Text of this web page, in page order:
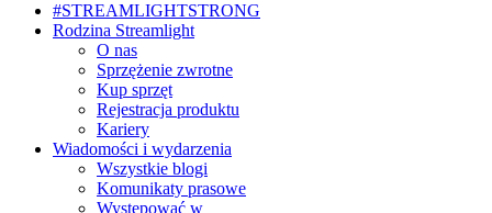
#STREAMLIGHTSTRONG
Rodzina Streamlight
O nas
Sprzężenie zwrotne
Kup sprzęt
Rejestracja produktu
Kariery
Wiadomości i wydarzenia
Wszystkie blogi
Komunikaty prasowe
Wystepować w